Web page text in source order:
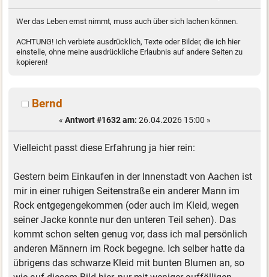
Wer das Leben ernst nimmt, muss auch über sich lachen können.
ACHTUNG! Ich verbiete ausdrücklich, Texte oder Bilder, die ich hier
einstelle, ohne meine ausdrückliche Erlaubnis auf andere Seiten zu
kopieren!
Bernd
« Antwort #1632 am: 26.04.2026 15:00 »
Vielleicht passt diese Erfahrung ja hier rein:
Gestern beim Einkaufen in der Innenstadt von Aachen ist
mir in einer ruhigen Seitenstraße ein anderer Mann im
Rock entgegengekommen (oder auch im Kleid, wegen
seiner Jacke konnte nur den unteren Teil sehen). Das
kommt schon selten genug vor, dass ich mal persönlich
anderen Männern im Rock begegne. Ich selber hatte da
übrigens das schwarze Kleid mit bunten Blumen an, so